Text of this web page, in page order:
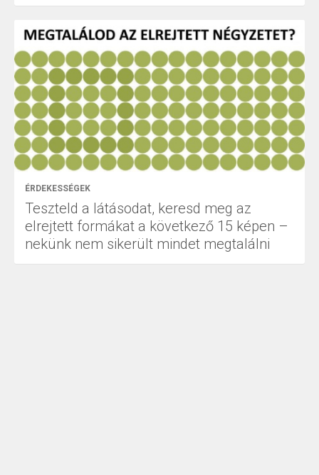
ÉRDEKESSÉGEK
Teszteld a látásodat, keresd meg az
elrejtett formákat a következő 15 képen –
nekünk nem sikerült mindet megtalálni